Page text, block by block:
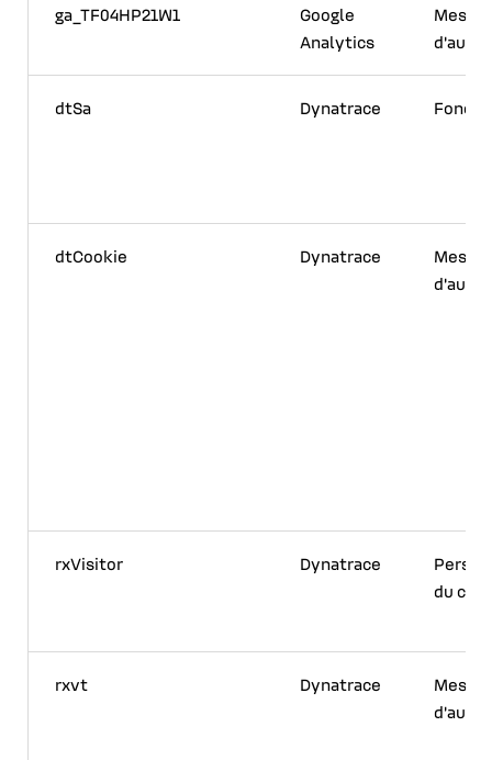
ga_TF04HP21W1
Google
Analytics
Mesure
dtSa Dynatrace
dtCookie Dynatrace
Mesure
rxVisitor Dynatrace
du
rxvt Dynatrace
Mesure